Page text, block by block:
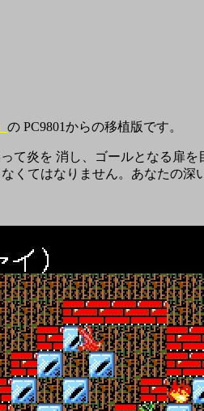
の PC9801からの移植版です。
て炎を 消し、ゴールとなる扉
てはなりません。あなたの深